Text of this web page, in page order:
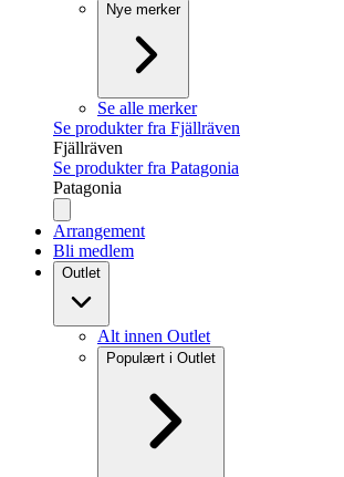
Nye merker
Se alle merker
Se produkter fra Fjällräven
Fjällräven
Se produkter fra Patagonia
Patagonia
Arrangement
Bli medlem
Outlet
Alt innen Outlet
Populært i Outlet